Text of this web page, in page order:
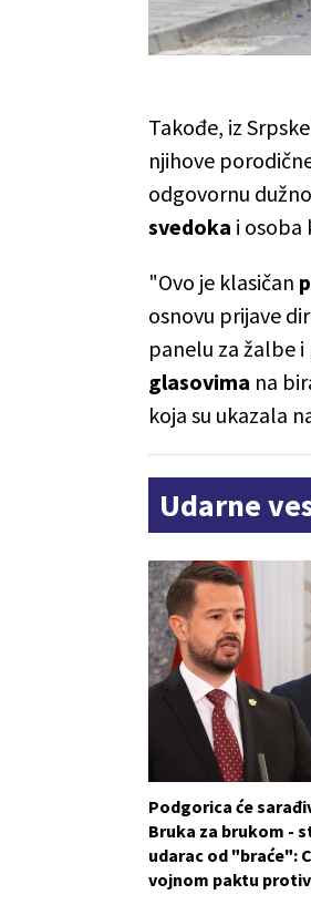
Takođe, iz
njihove
odgovornu
svedoka i osoba
"Ovo je klasičan
osnovu prijave
panelu za žalbe
glasovima na
koja su ukazala
Udarne
Podgorica će
Bruka za brukom -
udarac od "braće":
vojnom paktu